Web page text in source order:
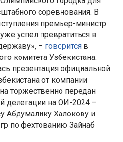
соревнования. В
премьер-министр
успел превратиться в
– говорится в
комитета Узбекистана.
презентация официальной
от компании
торжественно передан
делегации на ОИ-2024 –
Абдумалику Халокову и
по фехтованию Зайнаб